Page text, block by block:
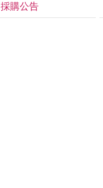
採購公告